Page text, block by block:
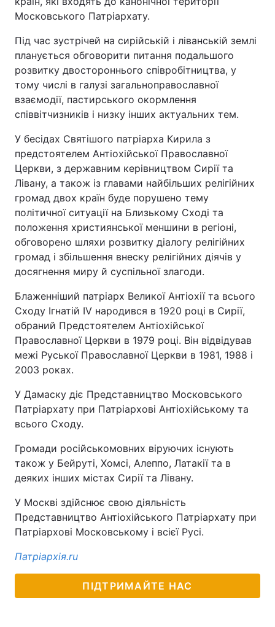
Московського Патріархату.
Під час зустрічей на сирійській і ліванській землі
планується обговорити питання подальшого
розвитку двостороннього співробітництва, у
тому числі в галузі загальноправославної
взаємодії, пастирського окормлення
співвітчизників і низку інших актуальних тем.
У бесідах Святішого патріарха Кирила з
предстоятелем Антіохійської Православної
Церкви, з державним керівництвом Сирії та
Лівану, а також із главами найбільших релігійних
громад двох країн буде порушено тему
політичної ситуації на Близькому Сході та
положення християнської меншини в регіоні,
обговорено шляхи розвитку діалогу релігійних
громад і збільшення внеску релігійних діячів у
досягнення миру й суспільної злагоди.
Блаженніший патріарх Великої Антіохії та всього
Сходу Ігнатій IV народився в 1920 році в Сирії,
обраний Предстоятелем Антіохійської
Православної Церкви в 1979 році. Він відвідував
межі Руської Православної Церкви в 1981, 1988 і
2003 роках.
У Дамаску діє Представництво Московського
Патріархату при Патріархові Антіохійському та
всього Сходу.
Громади російськомовних віруючих існують
також у Бейруті, Хомсі, Алеппо, Латакії та в
деяких інших містах Сирії та Лівану.
У Москві здійснює свою діяльність
Представництво Антіохійського Патріархату при
Патріархові Московському і всієї Русі.
Патріархія.ru
ПІДТРИМАЙТЕ НАС